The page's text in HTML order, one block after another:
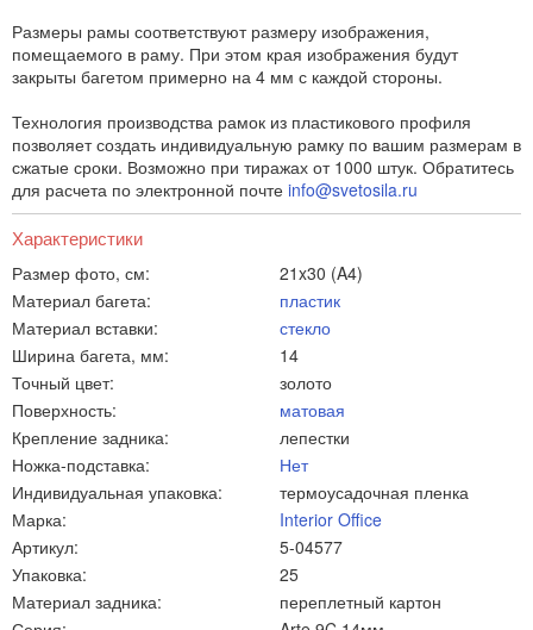
Размеры рамы соответствуют размеру изображения,
помещаемого в раму. При этом края изображения будут
закрыты багетом примерно на 4 мм с каждой стороны.
Технология производства рамок из пластикового профиля
позволяет создать индивидуальную рамку по вашим размерам в
сжатые сроки. Возможно при тиражах от 1000 штук. Обратитесь
для расчета по электронной почте info@svetosila.ru
Характеристики
Размер фото, см:
21x30 (A4)
Материал багета:
пластик
Материал вставки:
стекло
Ширина багета, мм:
14
Точный цвет:
золото
Поверхность:
матовая
Крепление задника:
лепестки
Ножка-подставка:
Нет
Индивидуальная упаковка:
термоусадочная пленка
Марка:
Interior Office
Артикул:
5-04577
Упаковка:
25
Материал задника:
переплетный картон